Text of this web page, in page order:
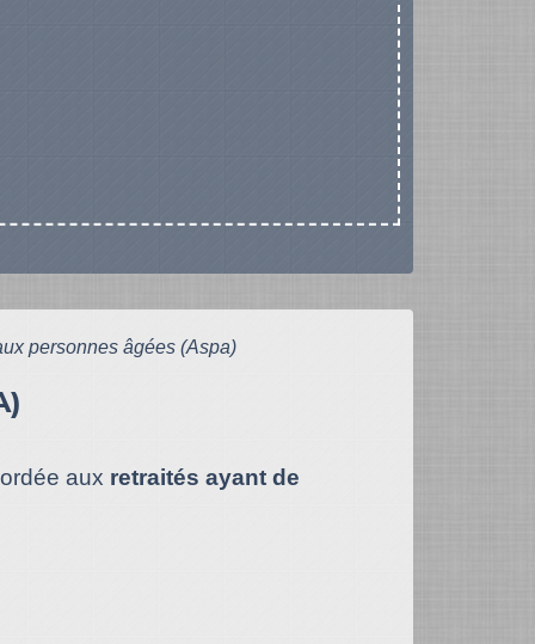
personnes âgées (Aspa)
aux retraités ayant de